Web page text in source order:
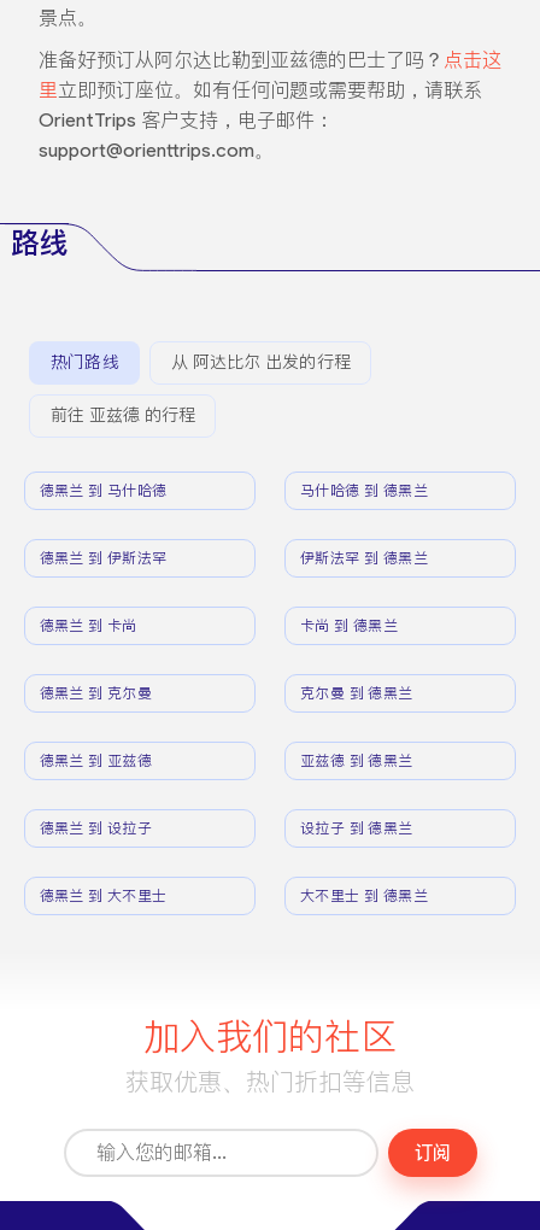
景点。
准备好预订从阿尔达比勒到亚兹德的巴士了吗？ 点击这
里立即预订座位。如有任何问题或需要帮助，请联系
OrientTrips 客户支持，电子邮件：
support@orienttrips.com。
路线
热门路线 从 阿达比尔 出发的行程
前往 亚兹德 的行程
德黑兰 到 马什哈德 马什哈德 到 德黑兰
德黑兰 到 伊斯法罕 伊斯法罕 到 德黑兰
德黑兰 到 卡尚 卡尚 到 德黑兰
德黑兰 到 克尔曼 克尔曼 到 德黑兰
德黑兰 到 亚兹德 亚兹德 到 德黑兰
德黑兰 到 设拉子 设拉子 到 德黑兰
德黑兰 到 大不里士 大不里士 到 德黑兰
加入我们的社区
获取优惠、热门折扣等信息
订阅